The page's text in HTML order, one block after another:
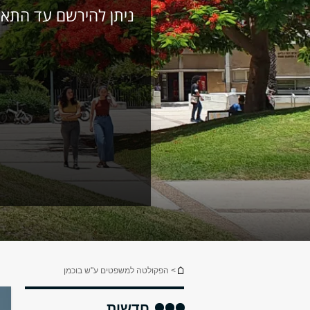
ניתן להירשם עד התאריך-
הינך נמצא כאן
> הפקולטה למשפטים ע"ש בוכמן